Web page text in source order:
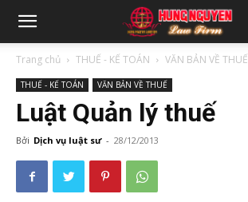
Trang chủ THUẾ - KẾ TOÁN VĂN BẢN VỀ THUẾ
THUẾ - KẾ TOÁN VĂN BẢN VỀ THUẾ
Luật Quản lý thuế
Bởi Dịch vụ luật sư - 28/12/2013